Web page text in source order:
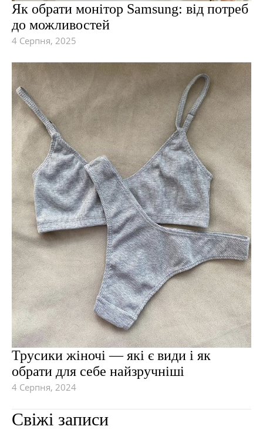
Як обрати монітор Samsung: від потреб
до можливостей
4 Серпня, 2025
Трусики жіночі — які є види і як
обрати для себе найзручніші
4 Серпня, 2024
Свіжі записи